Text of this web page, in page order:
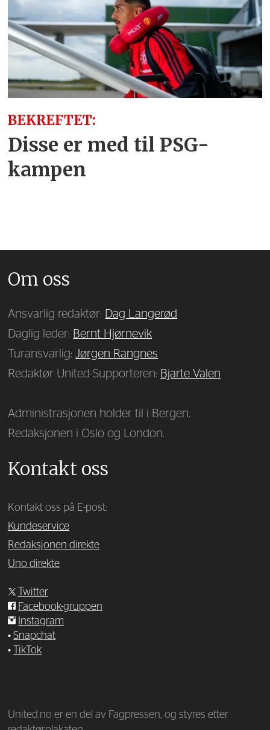
BEKREFTET:
Disse er med til PSG-
kampen
Om oss
Ansvarlig redaktør: Dag Langerød
Daglig leder: Bernt Hjørnevik
Turansvarlig:Jørgen Rangnes
Redaktør United-Supporteren: Bjarte Valen
Administrasjonen holder til i Bergen.
Redaksjonen i Oslo og London.
Kontakt oss
Kontakt oss på E-post:
Kundeservice
Redaksjonen direkte
Uno direkte
Twitter
Facebook-gruppen
Instagram
•Snapchat
•
TikTok
United.no er en del av Fagpressen, og styres etter